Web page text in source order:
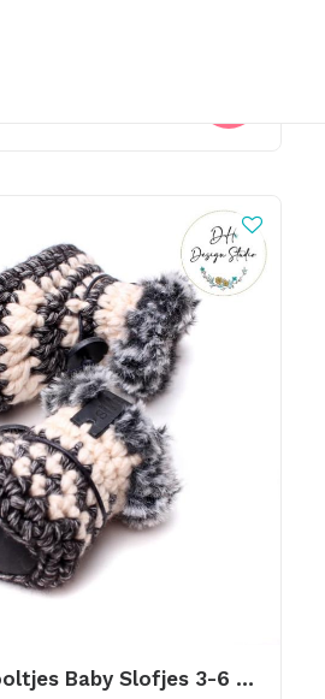
Twee Leren Zooltjes Baby Slofjes 3-6 Mnd Zwart Leer